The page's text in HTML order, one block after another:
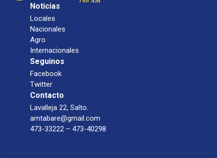
Noticias
Locales
Nacionales
Agro
Internacionales
Seguinos
Facebook
Twitter
Contacto
Lavalleja 22, Salto.
amtabare@gmail.com
473-33222 – 473-40298